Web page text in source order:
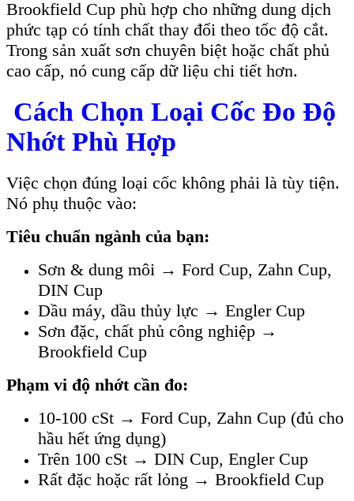
Brookfield Cup phù hợp cho những dung dịch
phức tạp có tính chất thay đổi theo tốc độ cắt.
Trong sản xuất sơn chuyên biệt hoặc chất phủ
cao cấp, nó cung cấp dữ liệu chi tiết hơn.
Cách Chọn Loại Cốc Đo Độ
Nhớt Phù Hợp
Việc chọn đúng loại cốc không phải là tùy tiện.
Nó phụ thuộc vào:
Tiêu chuẩn ngành của bạn:
Sơn & dung môi → Ford Cup, Zahn Cup,
DIN Cup
Dầu máy, dầu thủy lực → Engler Cup
Sơn đặc, chất phủ công nghiệp →
Brookfield Cup
Phạm vi độ nhớt cần đo:
10-100 cSt → Ford Cup, Zahn Cup (đủ cho
hầu hết ứng dụng)
Trên 100 cSt → DIN Cup, Engler Cup
Rất đặc hoặc rất lỏng → Brookfield Cup